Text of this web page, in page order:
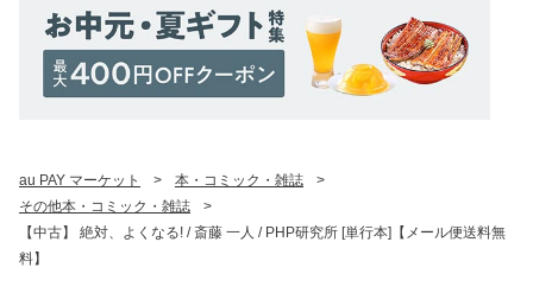
au PAY マーケット > 本・コミック・雑誌
>
その他本・コミック・雑誌
>
【中古】 絶対、よくなる! / 斎藤 一人 / PHP研究所 [単行本]【メール便送料無
料】